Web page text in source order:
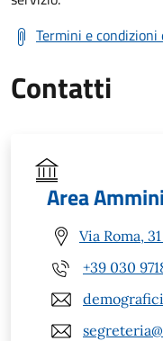
Termini e condizioni
Contatti
Area
Via Roma,
+39 030